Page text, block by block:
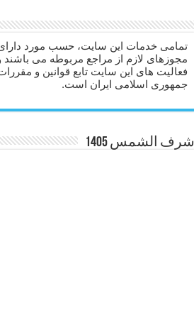
دعا برای عاشق شدن طرف
دعای حفظ جان عزیزان از
انواع ذکرهای الهی و خواص
دعای روزی و رفع فقر –
دعای قوی برای حاجات دنیا
ختم سوره تکاثر برای جذب
تمامی خدمات این سایت، حسب مورد
مجوزهای لازم از مراجع مربوطه می باشند
فعالیت های این سایت تابع قوانین و
جمهوری اسلامی ایران است.
شرف الشمس 1405